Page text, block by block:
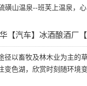
磺山温泉--班芙上温泉，
【汽车】冰酒酿酒厂
径以畜牧及林木业为主的
变色湖，欣赏时刻随环境